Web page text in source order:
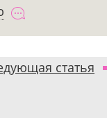
статья